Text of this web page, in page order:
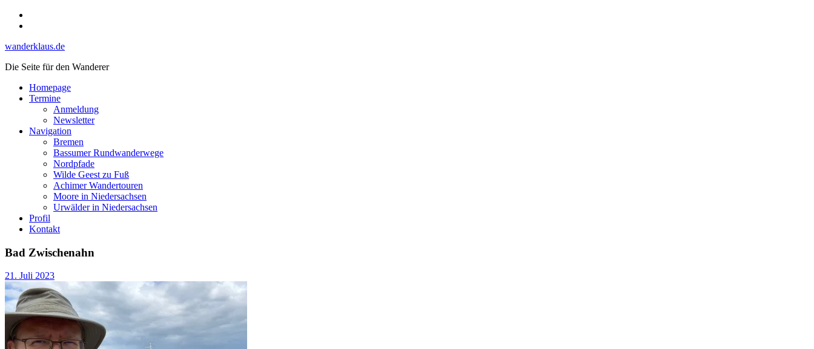
Skip
wanderklaus.de
Die Seite für den Wanderer
Homepage
Termine
Anmeldung
Newsletter
Navigation
Bremen
Bassumer Rundwanderwege
Nordpfade
Wilde Geest zu Fuß
Achimer Wandertouren
Moore in Niedersachsen
Urwälder in Niedersachsen
Profil
Kontakt
Bad Zwischenahn
21. Juli 2023